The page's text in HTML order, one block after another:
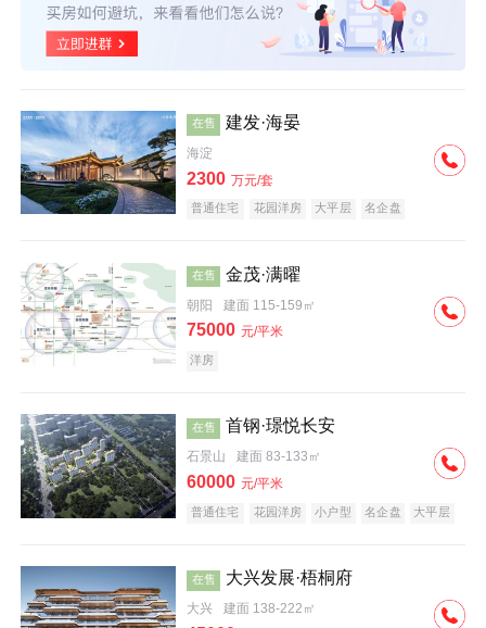
在售 建发·海晏
海淀
2300 万元/套
普通住宅 花园洋房 大平层
名企盘
在售 金茂·满曜
朝阳 建面 115-159㎡
75000 元/平米
洋房
在售 首钢·璟悦长安
石景山 建面 83-133㎡
60000 元/平米
普通住宅 花园洋房 小户型 名企盘 大平层
在售 大兴发展·梧桐府
大兴 建面 138-222㎡